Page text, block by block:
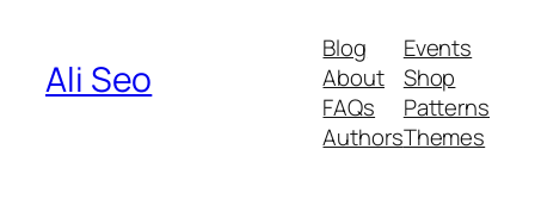
Ali Seo
Blog
About
FAQs
Authors
Events
Shop
Patterns
Themes